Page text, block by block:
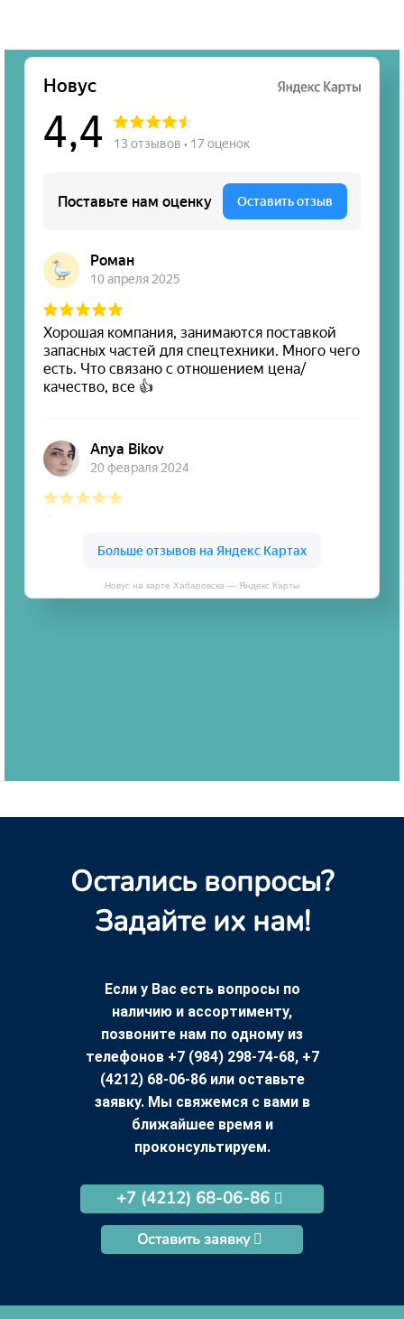
Новус на карте Хабаровска — Яндекс Карты
Остались вопросы?
Задайте их нам!
Если у Вас есть вопросы по
наличию и ассортименту,
позвоните нам по одному из
телефонов +7 (984) 298-74-68, +7
(4212) 68-06-86 или оставьте
заявку. Мы свяжемся с вами в
ближайшее время и
проконсультируем.
+7 (4212) 68-06-86
Оставить заявку